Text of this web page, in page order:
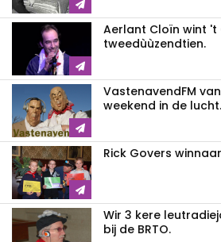
Aerlant Cloïn wint 't
tweedùùzendtien.
VastenavendFM
weekend in de lucht.
Rick Govers
Wir 3 kere
bij de BRTO.